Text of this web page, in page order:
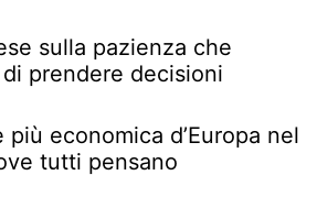
sulla pazienza che
prendere decisioni
economica d’Europa nel
tutti pensano